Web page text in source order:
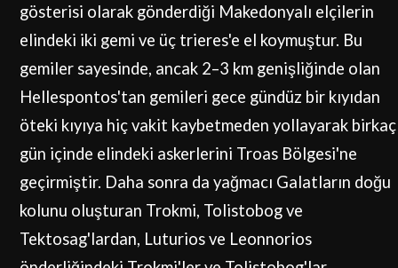
gösterisi olarak gönderdiği Makedonyalı elçilerin
elindeki iki gemi ve üç trieres'e el koymuştur. Bu
gemiler sayesinde, ancak 2–3 km genişliğinde olan
Hellespontos'tan gemileri gece gündüz bir kıyıdan
öteki kıyıya hiç vakit kaybetmeden yollayarak birkaç
gün içinde elindeki askerlerini Troas Bölgesi'ne
geçirmiştir. Daha sonra da yağmacı Galatların doğu
kolunu oluşturan Trokmi, Tolistobog ve
Tektosag'lardan, Luturios ve Leonnorios